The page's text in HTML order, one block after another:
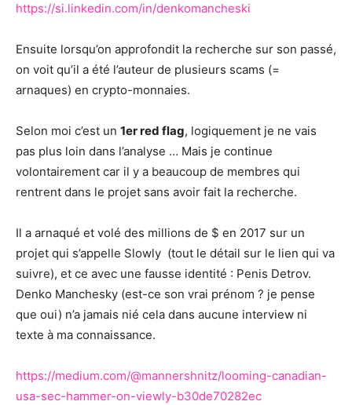
https://si.linkedin.com/in/denkomancheski
Ensuite lorsqu’on approfondit la recherche sur son passé,
on voit qu’il a été l’auteur de plusieurs scams (=
arnaques) en crypto-monnaies.
Selon moi c’est un 1er red flag, logiquement je ne vais
pas plus loin dans l’analyse … Mais je continue
volontairement car il y a beaucoup de membres qui
rentrent dans le projet sans avoir fait la recherche.
Il a arnaqué et volé des millions de $ en 2017 sur un
projet qui s’appelle Slowly (tout le détail sur le lien qui va
suivre), et ce avec une fausse identité : Penis Detrov.
Denko Manchesky (est-ce son vrai prénom ? je pense
que oui) n’a jamais nié cela dans aucune interview ni
texte à ma connaissance.
https://medium.com/@mannershnitz/looming-canadian-
usa-sec-hammer-on-viewly-b30de70282ec